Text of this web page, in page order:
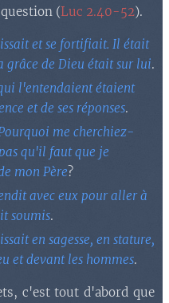
(Luc 2.40-52).
et se fortifiait. Il était
grâce de Dieu était sur lui.
l'entendaient étaient
et de ses réponses.
me cherchiez-
qu'il faut que je
mon Père?
avec eux pour aller à
soumis.
en sagesse, en stature,
et devant les hommes.
c'est tout d'abord que